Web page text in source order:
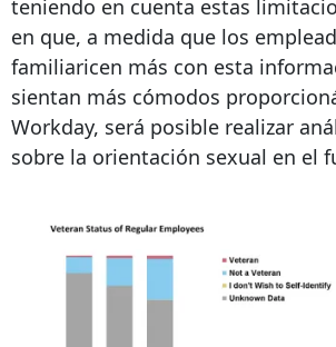
teniendo en cuenta estas
en que, a medida que los
familiaricen más con esta
sientan más cómodos
Workday, será posible realizar
sobre la orientación sexual en el